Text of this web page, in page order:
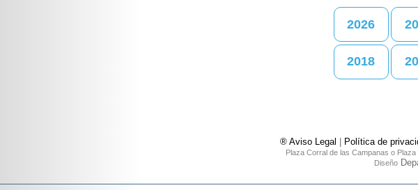
2026
2018
® Aviso Legal Política de
Plaza Corral de las Campanas o
Diseño